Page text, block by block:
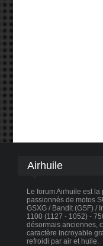
Airhuile
Le forum Airhuile est
passionnés de motos
GSXG / Bandit (GSF) /
1100 (1127 - 1052) -
désormais anciennes,
caractère incroyable
refroidi par air et huile.